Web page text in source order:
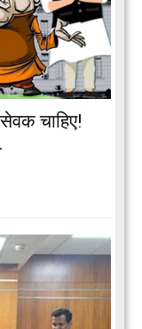
चाहिए!